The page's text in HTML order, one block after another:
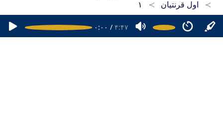
۰:۰۰ / ۴:۴۷
اول قرنتیان
۱